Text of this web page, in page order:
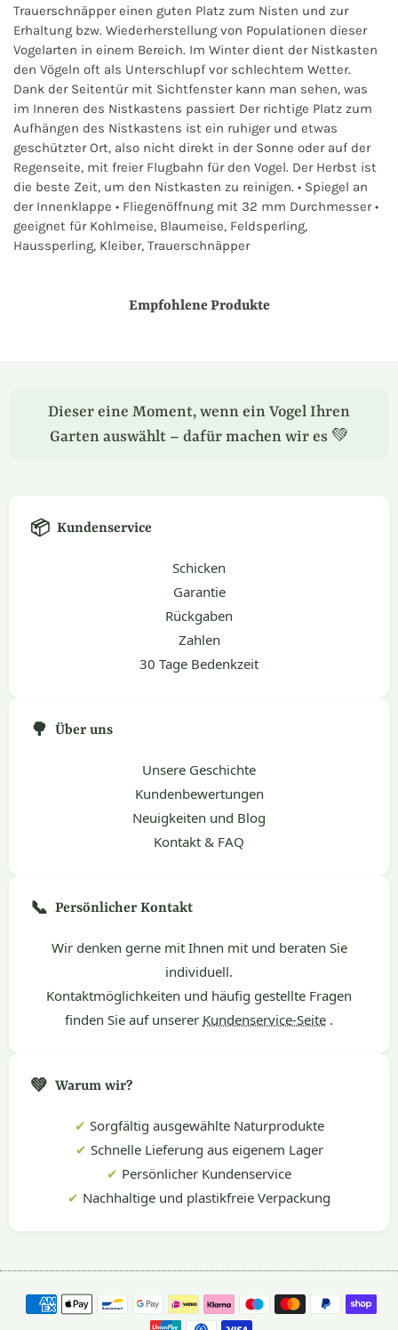
Trauerschnäpper einen guten Platz zum Nisten und zur
Erhaltung bzw. Wiederherstellung von Populationen dieser
Vogelarten in einem Bereich. Im Winter dient der Nistkasten
den Vögeln oft als Unterschlupf vor schlechtem Wetter.
Dank der Seitentür mit Sichtfenster kann man sehen, was
im Inneren des Nistkastens passiert Der richtige Platz zum
Aufhängen des Nistkastens ist ein ruhiger und etwas
geschützter Ort, also nicht direkt in der Sonne oder auf der
Regenseite, mit freier Flugbahn für den Vogel. Der Herbst ist
die beste Zeit, um den Nistkasten zu reinigen. • Spiegel an
der Innenklappe • Fliegenöffnung mit 32 mm Durchmesser •
geeignet für Kohlmeise, Blaumeise, Feldsperling,
Haussperling, Kleiber, Trauerschnäpper
Empfohlene Produkte
Dieser eine Moment, wenn ein Vogel Ihren
Garten auswählt – dafür machen wir es 💚
📦 Kundenservice
Schicken
Garantie
Rückgaben
Zahlen
30 Tage Bedenkzeit
🌳 Über uns
Unsere Geschichte
Kundenbewertungen
Neuigkeiten und Blog
Kontakt & FAQ
📞 Persönlicher Kontakt
Wir denken gerne mit Ihnen mit und beraten Sie
individuell.
Kontaktmöglichkeiten und häufig gestellte Fragen
finden Sie auf unserer Kundenservice-Seite .
💚 Warum wir?
✔ Sorgfältig ausgewählte Naturprodukte
✔ Schnelle Lieferung aus eigenem Lager
✔ Persönlicher Kundenservice
✔ Nachhaltige und plastikfreie Verpackung